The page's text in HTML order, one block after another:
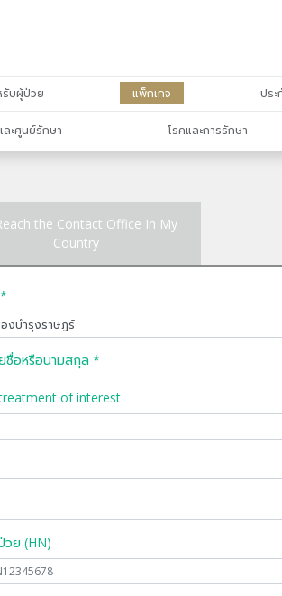
รับผู้ป่วย แพ็กเกจ ประ
ะศูนย์รักษา โรคและการรักษา
the Contact Office In My
Country
ชื่อหรือนามสกุล *
of interest
วย (HN)